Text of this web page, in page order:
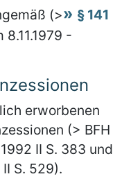
(>
§ 141
8.11.1979 -
erworbenen
(> BFH
II S. 383 und
II S. 529).